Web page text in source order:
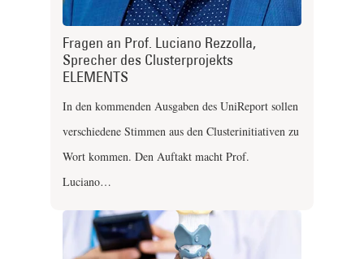
Fragen an Prof. Luciano Rezzolla,
Sprecher des Clusterprojekts
ELEMENTS
In den kommenden Ausgaben des UniReport sollen
verschiedene Stimmen aus den Clusterinitiativen zu
Wort kommen. Den Auftakt macht Prof.
Luciano…